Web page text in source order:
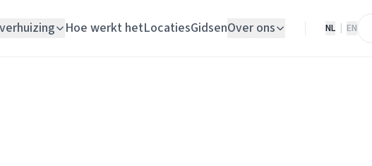
Hoe werkt hetLocatiesGidsenOver ons NL EN